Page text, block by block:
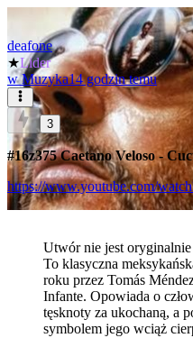
deafone
★Lider
w Muzyka14 godzin temu
3
#16z375Caetano Veloso -
https://www.youtube.com/
Utwór nie jest oryginalnie
To klasyczna
roku przez Tomás
Infante. Opowiada o
tęsknoty za ukochaną, a
symbolem jego wciąż